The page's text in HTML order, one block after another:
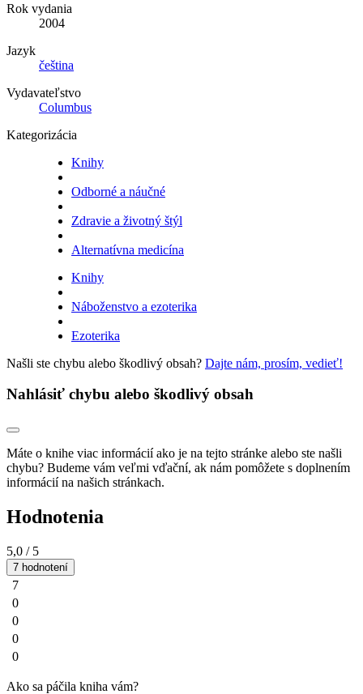
Rok vydania
2004
Jazyk
čeština
Vydavateľstvo
Columbus
Kategorizácia
Knihy
Odborné a náučné
Zdravie a životný štýl
Alternatívna medicína
Knihy
Náboženstvo a ezoterika
Ezoterika
Našli ste chybu alebo škodlivý obsah? Dajte nám, prosím, vedieť!
Nahlásiť chybu alebo škodlivý obsah
Máte o knihe viac informácií ako je na tejto stránke alebo ste našli
chybu? Budeme vám veľmi vďační, ak nám pomôžete s doplnením
informácií na našich stránkach.
Hodnotenia
5,0 / 5
7 hodnotení
7
0
0
0
0
Ako sa páčila kniha vám?